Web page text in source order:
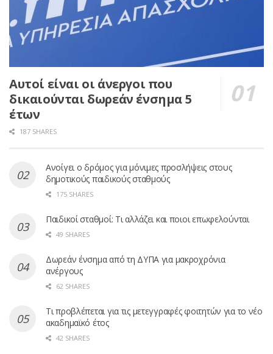
Αυτοί είναι οι άνεργοι που
δικαιούνται δωρεάν ένσημα 5
έτων
187 SHARES
Ανοίγει ο δρόμος για μόνιμες προσλήψεις στους
δημοτικούς παιδικούς σταθμούς
175 SHARES
Παιδικοί σταθμοί: Τι αλλάζει και ποιοι επωφελούνται
49 SHARES
Δωρεάν ένσημα από τη ΔΥΠΑ για μακροχρόνια
ανέργους
62 SHARES
Τι προβλέπεται για τις μετεγγραφές φοιτητών για το νέο
ακαδημαϊκό έτος
42 SHARES